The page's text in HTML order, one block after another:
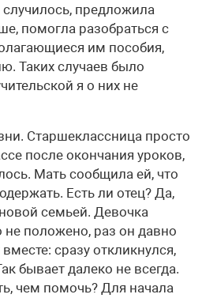
предложила
помогла разобраться с
им пособия,
Таких случаев было
я о них не
Старшеклассница просто
после окончания уроков,
Мать сообщила ей, что
Есть ли отец? Да,
семьей. Девочка
не положено, раз он давно
сразу откликнулся,
бывает далеко не всегда.
чем помочь? Для начала